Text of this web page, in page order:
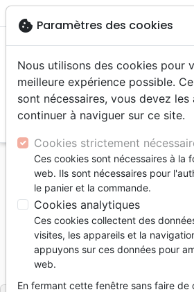
menu
Accueil Livres Erudition
Dictionnaire biblique pour tous
Dictionnaire biblique
Collectif
RéférenceLLBF2190-BRO EAN
Editeur Ligue pour la Lecture
cookie Paramètres des cookies
Nous utilisons des cookies pour
meilleure expérience possible.
sont nécessaires, vous devez
continuer à naviguer sur ce site.
Cookies strictement
Ces cookies sont nécessaires à la
web. Ils sont nécessaires pour
le panier et la commande.
Cookies analytiques
Ces cookies collectent des
visites, les appareils et la
appuyons sur ces données pour
web.
En fermant cette fenêtre sans faire